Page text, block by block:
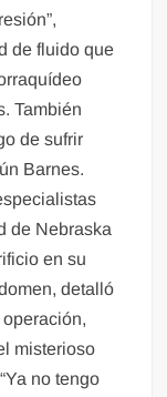
de fluido que
También
de sufrir
Barnes.
de Nebraska
en su
detalló
misterioso
no tengo